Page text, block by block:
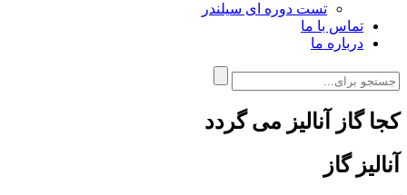
تست دوره ای سیلندر
تماس با ما
درباره ما
کجا گاز آنالیز می گردد
آنالیز گاز